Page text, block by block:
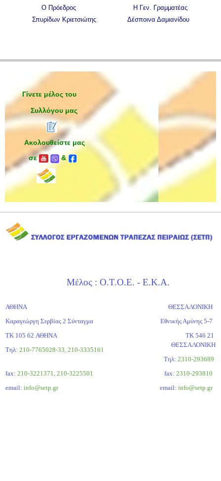
Ο Πρόεδρος Η Γεν. Γραμματέας
Σπυρίδων Κριετσιώτης Δέσποινα Δαμιανίδου
Γίνετε μέλος του
Συλλόγου μας
Ακολουθείστε μας
σε
&
Μέλος : Ο.Τ.Ο.Ε. - Ε.Κ.Α.
ΑΘΗΝΑ
Καραγεώργη Σερβίας 2 Σύνταγμα
ΤΚ 105 62 ΑΘΗΝΑ
Τηλ: 210-7765028-33, 210-3335161
fax: 210-3221371, 210-3225501
email: info@setp.gr
ΘΕΣΣΑΛΟΝΙΚΗ
Εθνικής Αμύνης 5-7
ΤΚ 546 21
ΘΕΣΣΑΛΟΝΙΚΗ
Tηλ: 2310-293689
fax: 2310-293810
email: info@setp.gr